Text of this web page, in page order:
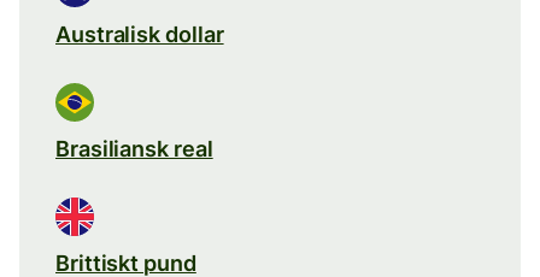
Australisk dollar
Brasiliansk real
Brittiskt pund